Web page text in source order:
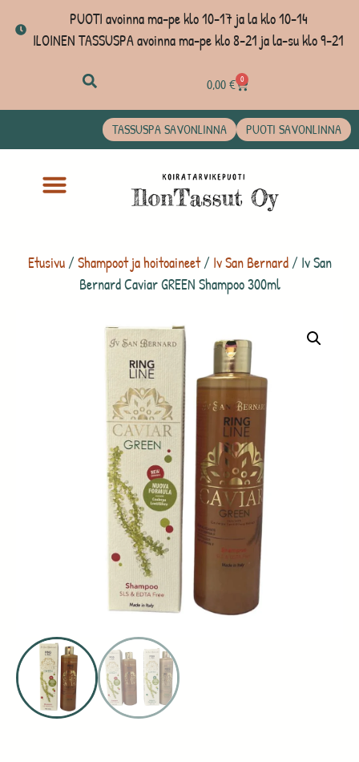
PUOTI avoinna ma-pe klo 10-17 ja la klo 10-14
ILOINEN TASSUSPA avoinna ma-pe klo 8-21 ja la-su klo 9-21
0,00€ 0
TASSUSPA SAVONLINNA PUOTI SAVONLINNA
Etusivu/Shampoot ja hoitoaineet/ Iv San Bernard/ Iv San
Bernard Caviar GREEN Shampoo 300ml